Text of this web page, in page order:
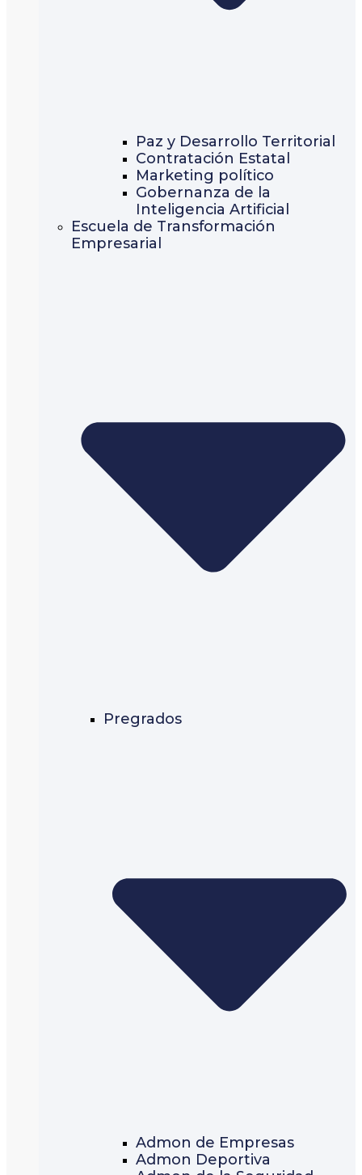
Paz y Desarrollo Territorial
Contratación Estatal
Marketing político
Gobernanza de la
Inteligencia Artificial
Escuela de Transformación
Empresarial
Pregrados
Admon de Empresas
Admon Deportiva